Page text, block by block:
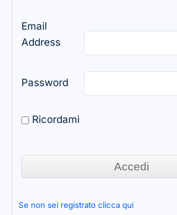
Email
Address
Password
Ricordami
Se non sei registrato clicca qui